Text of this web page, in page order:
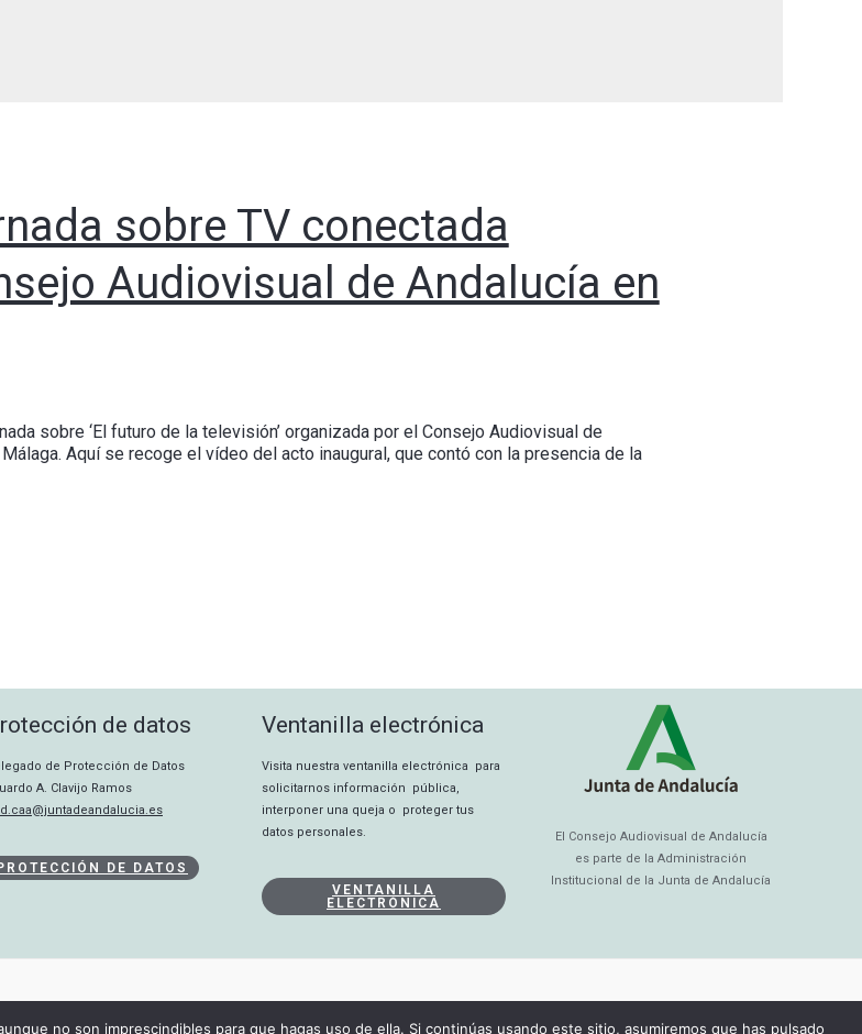
sobre TV conectada
Audiovisual de Andalucía en
sobre ‘El futuro de la televisión’ organizada por el Consejo Audiovisual de
Aquí se recoge el vídeo del acto inaugural, que contó con la presencia de la
de datos
de Protección de Datos
A. Clavijo Ramos
DE DATOS
Ventanilla electrónica
Visita nuestra ventanilla electrónica para
solicitarnos información pública,
interponer una queja o proteger tus
datos personales.
VENTANILLA
ELECTRÓNICA
El Consejo Audiovisual de Andalucía
es parte de la Administración
Institucional de la Junta de Andalucía
CANAL INTERNO
no son imprescindibles para que hagas uso de ella. Si continúas usando este sitio, asumiremos que has pulsado